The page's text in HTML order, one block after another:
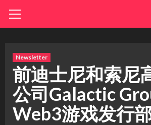
Menu
Newsletter
前迪士尼和索尼
公司Galactic
Web3游戏发行